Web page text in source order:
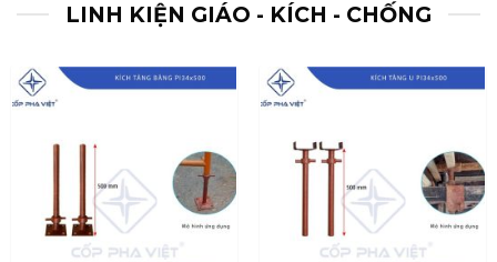
LINH KIỆN GIÁO - KÍCH - CHỐNG